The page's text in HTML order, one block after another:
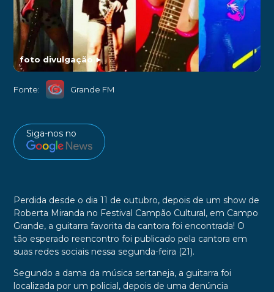
foto divulgação ►
Fonte: Grande FM
Siga-nos no
Perdida desde o dia 11 de outubro, depois de um show de
Roberta Miranda no Festival Campão Cultural, em Campo
Grande, a guitarra favorita da cantora foi encontrada! O
tão esperado reencontro foi publicado pela cantora em
suas redes sociais nessa segunda-feira (21).
Segundo a dama da música sertaneja, a guitarra foi
localizada por um policial, depois de uma denúncia